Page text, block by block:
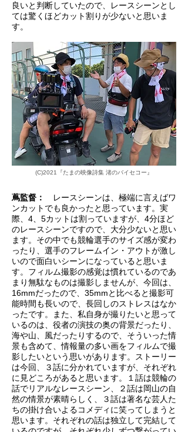
良いと判断していたので、レースシーンとし
ては驚くほどカット割りが少ないと思いま
す。
(C)2021『たまの映像詩集 渚のバイセコー』
蔦監督：
レースシーンは、極端に言えばワ
ンカットでも良かったと思っています。実
際、4、5カットは割っていますが、4分ほど
のレースシーンですので、大分少ないと思い
ます。その中でも競輪選手のサイズ感が変わ
ったり、選手のフレームイン・アウトが激し
いので面白いシーンになっていると思いま
す。フィルム撮影の感覚は慣れているのであ
まり無駄なものは撮影しませんが、今回は、
16mmだったので、35mmと比べると撮影可
能時間も長いので、長回しのストレスはなか
ったです。また、私自身が撮りたいと思って
いるのは、役者の演技の奥の背景だったり、
海や山、風だったりするので、そういった情
景も含めて、情報量の多い画をフィルムで撮
影したいという思いがあります。ストーリー
は今回、３話に分かれていますが、それぞれ
に見どころがあると思います。１話は競輪の
話でリアルなレースシーン、２話は岡山の自
然の情景が素晴らしく、３話は著名な芸人た
ちの掛け合いよるコメディに笑ってしまうと
思います。それぞれの話は独立して完結して